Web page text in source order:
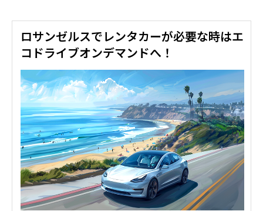
ロサンゼルスでレンタカーが必要な時はエ
コドライブオンデマンドへ！